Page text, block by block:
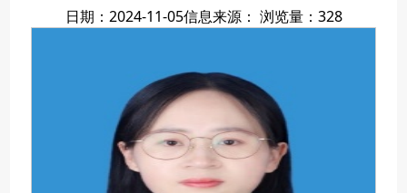
日期：2024-11-05信息来源： 浏览量： 328